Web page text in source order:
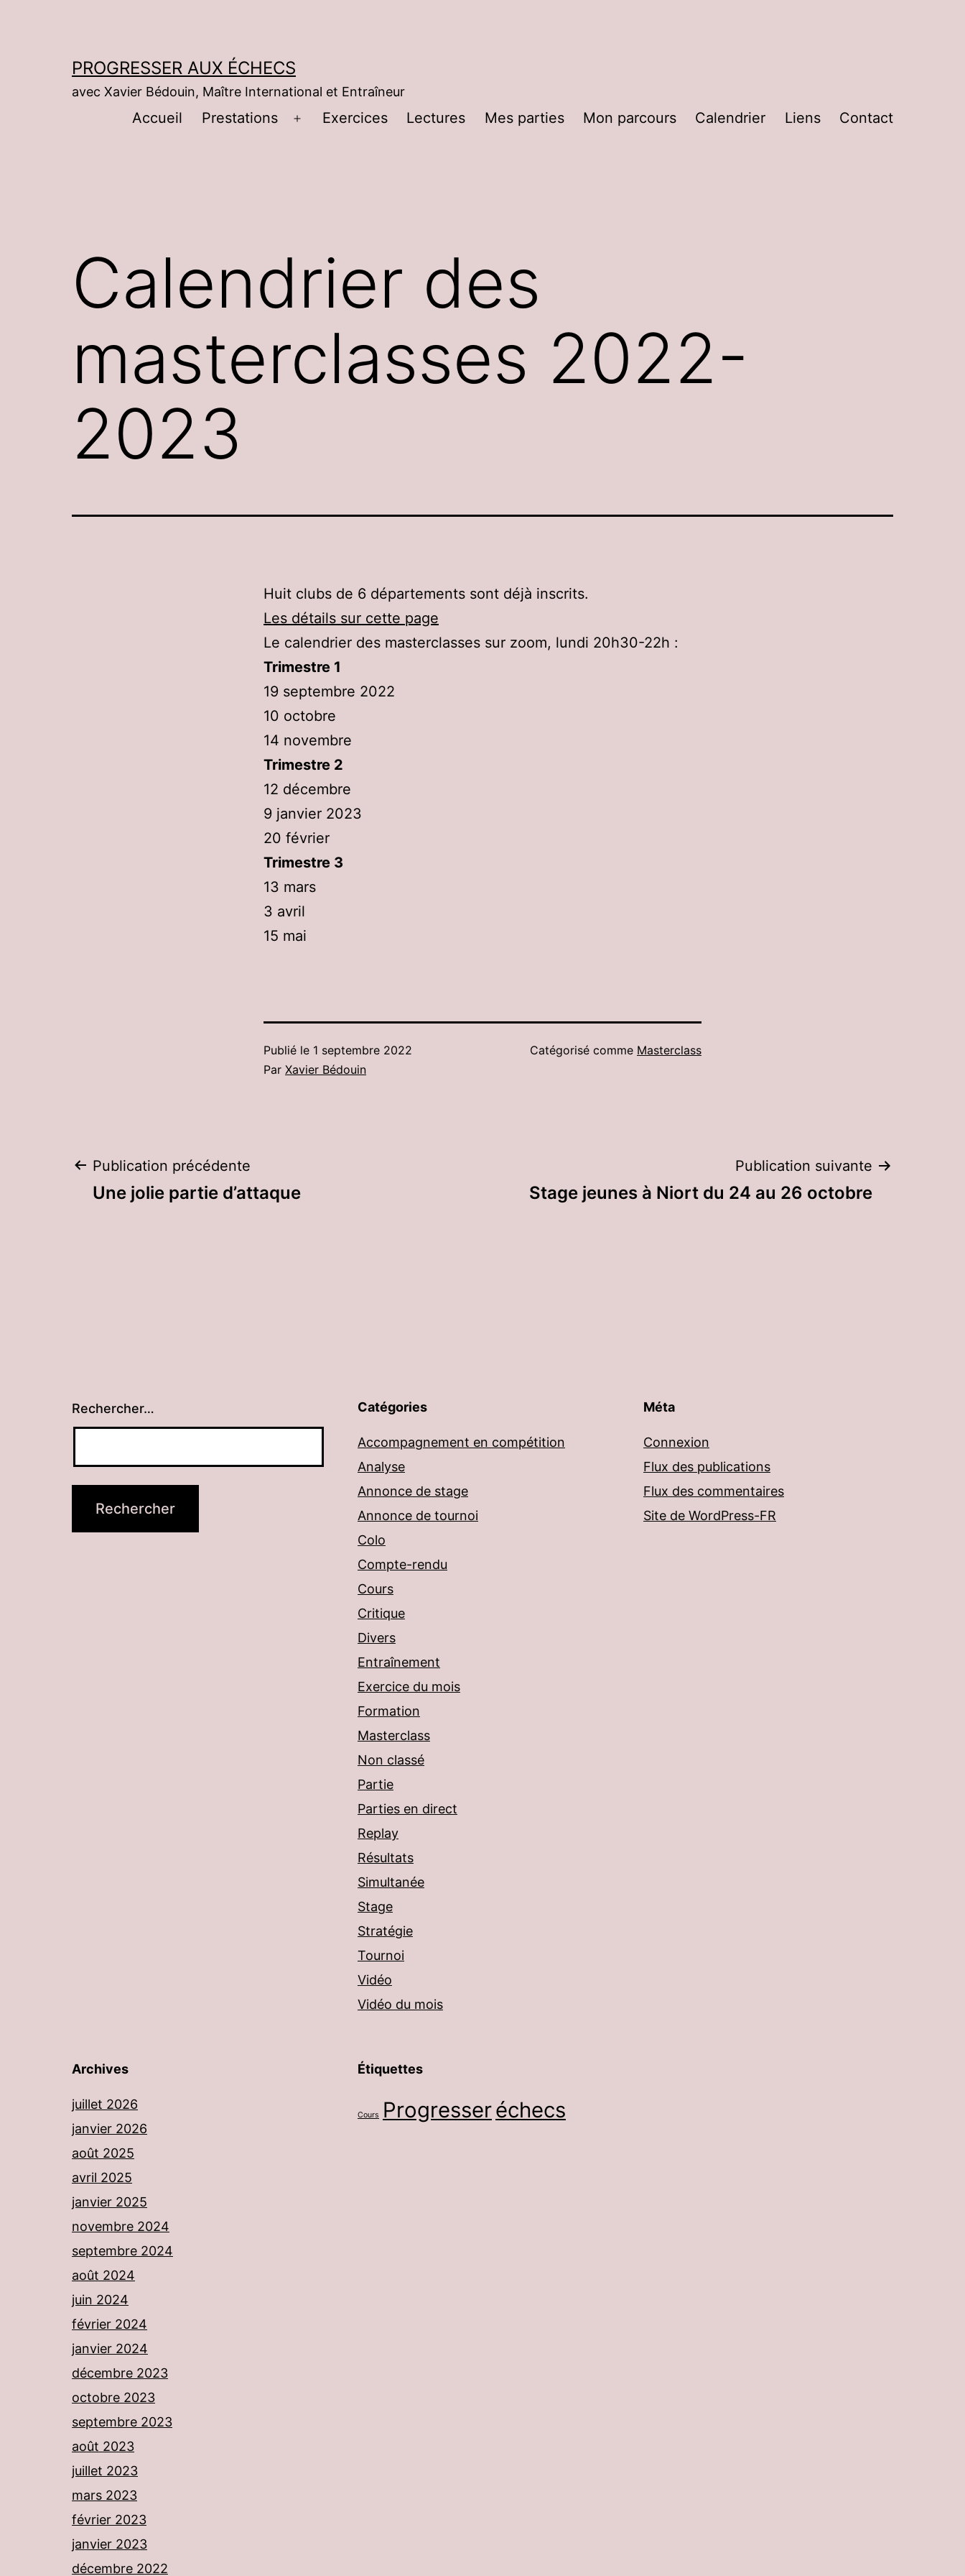
PROGRESSER AUX ÉCHECS
avec Xavier Bédouin, Maître International et Entraîneur
Accueil Prestations
Ouvrir
Exercices Lectures Mes parties Mon parcours Calendrier Liens Contact
Calendrier des
masterclasses 2022-
2023
Huit clubs de 6 départements sont déjà inscrits.
Les détails sur cette page
Le calendrier des masterclasses sur zoom, lundi 20h30-22h :
Trimestre 1
19 septembre 2022
10 octobre
14 novembre
Trimestre 2
12 décembre
9 janvier 2023
20 février
Trimestre 3
13 mars
3 avril
15 mai
Publié le 1 septembre 2022
Par Xavier Bédouin
Catégorisé comme Masterclass
Navigation
Publication précédente
Une jolie partie d’attaque
Publication suivante
Stage jeunes à Niort du 24 au 26 octobre
Rechercher… Catégories
Accompagnement en compétition
Analyse
Annonce de stage
Annonce de tournoi
Colo
Compte-rendu
Cours
Critique
Divers
Entraînement
Exercice du mois
Formation
Masterclass
Non classé
Partie
Parties en direct
Replay
Résultats
Simultanée
Stage
Stratégie
Tournoi
Vidéo
Vidéo du mois
Méta
Connexion
Flux des publications
Flux des commentaires
Site de WordPress-FR
Archives
juillet 2026
janvier 2026
août 2025
avril 2025
janvier 2025
novembre 2024
septembre 2024
août 2024
juin 2024
février 2024
janvier 2024
décembre 2023
octobre 2023
septembre 2023
août 2023
juillet 2023
mars 2023
février 2023
janvier 2023
décembre 2022
Étiquettes
Cours Progresseréchecs